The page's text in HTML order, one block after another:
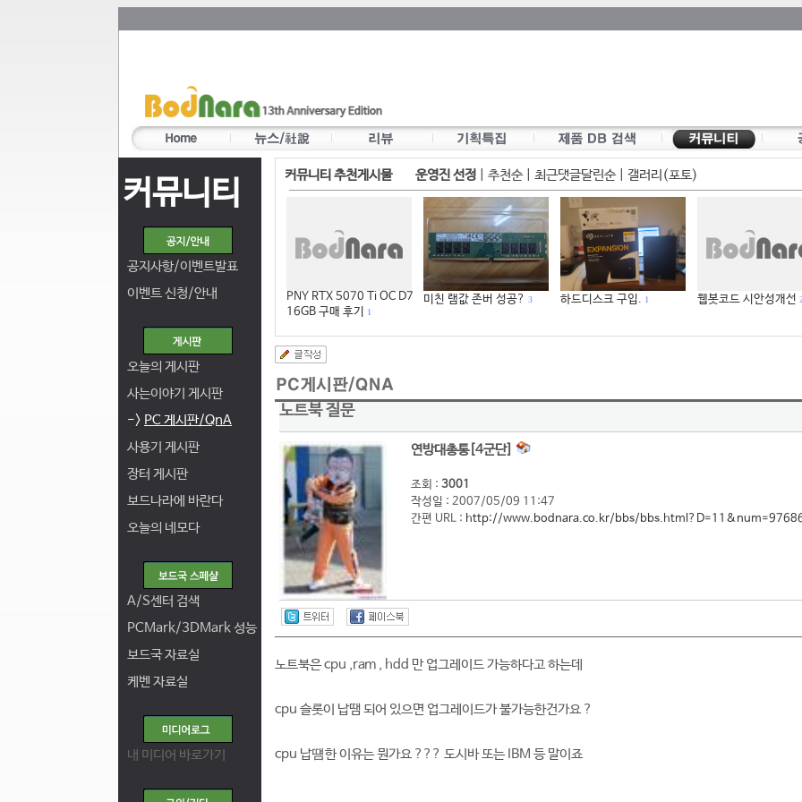
커뮤니티
공지사항/이벤트발표
이벤트 신청/안내
오늘의 게시판
사는이야기 게시판
-> PC 게시판/QnA
사용기 게시판
장터 게시판
보드나라에 바란다
오늘의 네모다
A/S센터 검색
PCMark/3DMark 성능
보드국 자료실
케벤 자료실
내 미디어 바로가기
커뮤니티 추천게시물 운영진 선정 추천순| 최근댓글달린순| 갤러리(포토)
PNY RTX 5070 Ti OC D7
16GB 구매 후기
1
미친 램값 존버 성공? 3 하드디스크 구입. 1 웹봇코드 시안성개선 2
노트북 질문
연방대총통[4군단]
조회 : 3001
작성일 : 2007/05/09 11:47
간편 URL : http://www.bodnara.co.kr/bbs/
노트북은 cpu ,ram , hdd 만 업그레이드 가능하다고 하는데
cpu 슬롯이 납땜 되어 있으면 업그레이드가 불가능한건가요 ?
cpu 납떔한 이유는 뭔가요 ??? 도시바 또는 IBM 등 말이죠